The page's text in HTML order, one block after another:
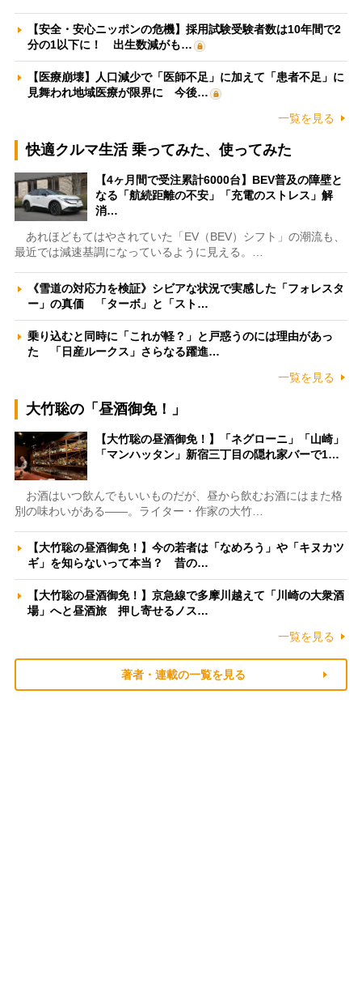
【安全・安心ニッポンの危機】採用試験受験者数は10年間で2
分の1以下に！ 出生数減がも…
【医療崩壊】人口減少で「医師不足」に加えて「患者不足」に
見舞われ地域医療が限界に 今後…
一覧を見る
快適クルマ生活 乗ってみた、使ってみた
【4ヶ月間で受注累計6000台】BEV普及の障壁と
なる「航続距離の不安」「充電のストレス」解
消…
あれほどもてはやされていた「EV（BEV）シフト」の潮流も、
最近では減速基調になっているように見える。…
《雪道の対応力を検証》シビアな状況で実感した「フォレスタ
ー」の真価 「ターボ」と「スト…
乗り込むと同時に「これが軽？」と戸惑うのには理由があっ
た 「日産ルークス」さらなる躍進…
一覧を見る
大竹聡の「昼酒御免！」
【大竹聡の昼酒御免！】「ネグローニ」「山崎」
「マンハッタン」新宿三丁目の隠れ家バーで1…
お酒はいつ飲んでもいいものだが、昼から飲むお酒にはまた格
別の味わいがある――。ライター・作家の大竹…
【大竹聡の昼酒御免！】今の若者は「なめろう」や「キヌカツ
ギ」を知らないって本当？ 昔の…
【大竹聡の昼酒御免！】京急線で多摩川越えて「川崎の大衆酒
場」へと昼酒旅 押し寄せるノス…
一覧を見る
著者・連載の一覧を見る